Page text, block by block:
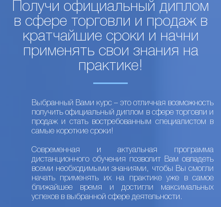
Получи официальный диплом
в сфере торговли и продаж в
кратчайшие сроки и начни
применять свои знания на
практике!
Выбранный Вами курс – это отличная возможность
получить официальный диплом в сфере торговли и
продаж и стать востребованным специалистом в
самые короткие сроки!
Современная и актуальная программа
дистанционного обучения позволит Вам овладеть
всеми необходимыми знаниями, чтобы Вы смогли
начать применять их на практике уже в самое
ближайшее время и достигли максимальных
успехов в выбранной сфере деятельности.